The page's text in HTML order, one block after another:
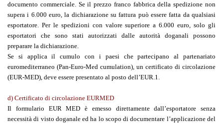
documento commerciale. Se il prezzo franco fabbrica della spedizione non
supera i 6.000 euro, la dichiarazione su fattura può essere fatta da qualsiasi
esportatore. Per le spedizioni con valore superiore a 6.000 euro, solo gli
esportatori che sono stati autorizzati dalle autorità doganali possono
preparare la dichiarazione.
Se si applica il cumulo con i paesi che partecipano al partenariato
euromediterraneo (Pan-Euro-Med cumulation), un certificato di circolazione
(EUR-MED), deve essere presentato al posto dell’EUR.1.
d) Certificato di circolazione EURMED
Il formulario EUR MED è emesso direttamente dall’esportatore senza
necessità di visto doganale ed ha lo scopo di documentare l’applicazione del